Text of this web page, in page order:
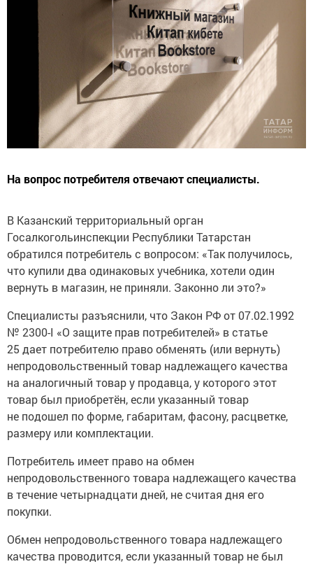
На вопрос потребителя отвечают специалисты.
В Казанский территориальный орган
Госалкогольинспекции Республики Татарстан
обратился потребитель с вопросом: «Так получилось,
что купили два одинаковых учебника, хотели один
вернуть в магазин, не приняли. Законно ли это?»
Специалисты разъяснили, что Закон РФ от 07.02.1992
№ 2300-I «О защите прав потребителей» в статье
25 дает потребителю право обменять (или вернуть)
непродовольственный товар надлежащего качества
на аналогичный товар у продавца, у которого этот
товар был приобретён, если указанный товар
не подошел по форме, габаритам, фасону, расцветке,
размеру или комплектации.
Потребитель имеет право на обмен
непродовольственного товара надлежащего качества
в течение четырнадцати дней, не считая дня его
покупки.
Обмен непродовольственного товара надлежащего
качества проводится, если указанный товар не был